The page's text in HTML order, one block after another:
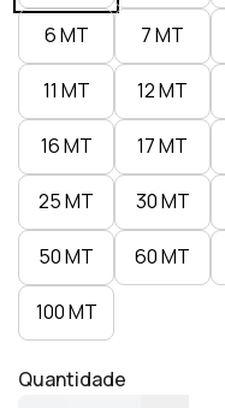
6 MT 7 MT
11 MT 12 MT
16 MT 17 MT
25 MT 30 MT
50 MT 60 MT
100 MT
Quantidade